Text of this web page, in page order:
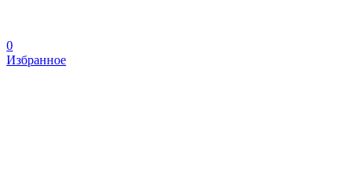
0
Избранное